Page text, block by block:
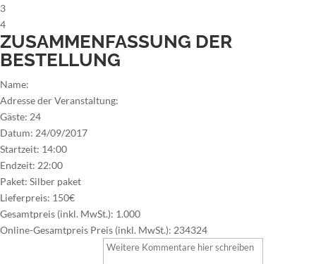
3
4
ZUSAMMENFASSUNG DER
BESTELLUNG
Name:
Adresse der Veranstaltung:
Gäste: 24
Datum: 24/09/2017
Startzeit: 14:00
Endzeit: 22:00
Paket: Silber paket
Lieferpreis: 150€
Gesamtpreis (inkl. MwSt.): 1.000
Online-Gesamtpreis Preis (inkl. MwSt.): 234324